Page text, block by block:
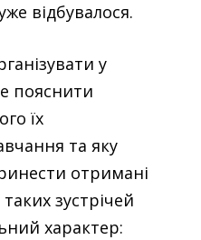
відбувалося.
у
пояснити
їх
та яку
отримані
зустрічей
характер: